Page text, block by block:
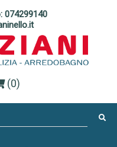
074299140
(0)